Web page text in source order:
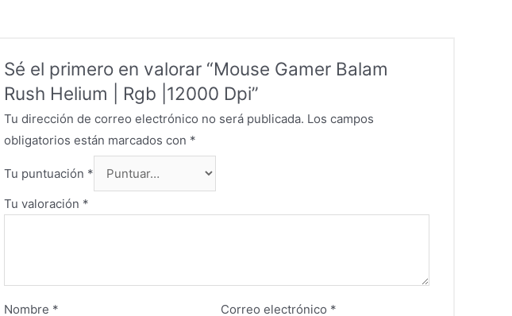
Sé el primero en valorar “Mouse Gamer Balam
Rush Helium | Rgb |12000 Dpi”
Tu dirección de correo electrónico no será publicada. Los campos
obligatorios están marcados con *
Tu puntuación *
Tu valoración *
Nombre * Correo electrónico *